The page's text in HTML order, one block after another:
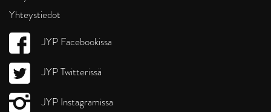
Yhteystiedot
JYP Facebookissa
JYP Twitterissä
JYP Instagramissa